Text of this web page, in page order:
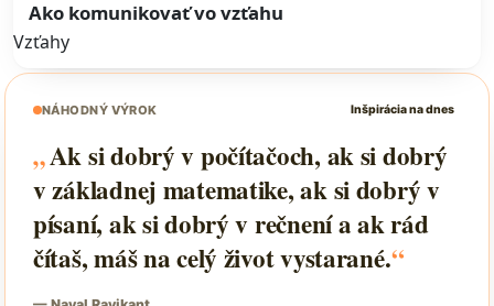
Ako komunikovať vo vzťahu
Vzťahy